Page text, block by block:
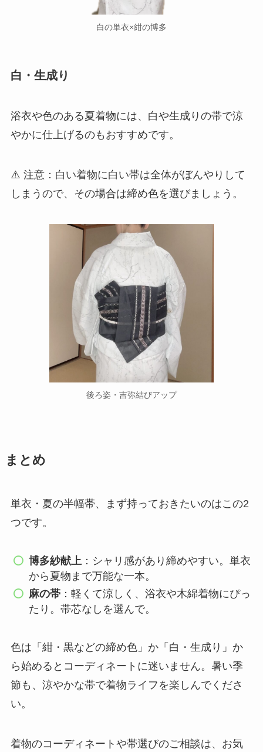
白の単衣×紺の博多
白・生成り
浴衣や色のある夏着物には、白や生成りの帯で涼
やかに仕上げるのもおすすめです。
⚠️ 注意：白い着物に白い帯は全体がぼんやりして
しまうので、その場合は締め色を選びましょう。
後ろ姿・吉弥結びアップ
まとめ
単衣・夏の半幅帯、まず持っておきたいのはこの2
つです。
博多紗献上 ：シャリ感があり締めやすい。単衣
から夏物まで万能な一本。
麻の帯 ：軽くて涼しく、浴衣や木綿着物にぴっ
たり。帯芯なしを選んで。
色は「紺・黒などの締め色」か「白・生成り」か
ら始めるとコーディネートに迷いません。暑い季
節も、涼やかな帯で着物ライフを楽しんでくださ
い。
着物のコーディネートや帯選びのご相談は、お気